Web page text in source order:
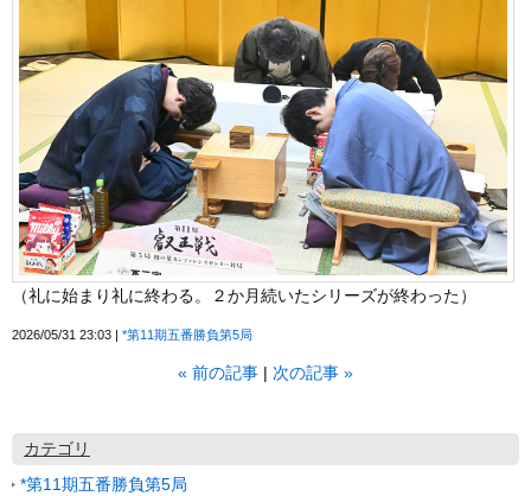
（礼に始まり礼に終わる。２か月続いたシリーズが終わった）
2026/05/31 23:03 *第11期五番勝負第5局
« 前の記事 次の記事 »
カテゴリ
*第11期五番勝負第5局